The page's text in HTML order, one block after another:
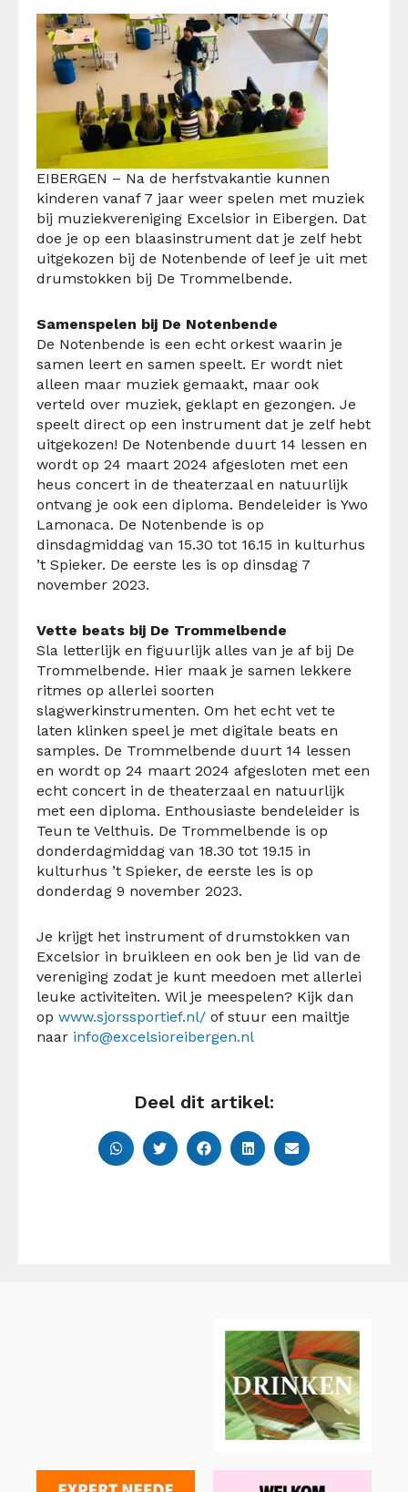
EIBERGEN – Na de herfstvakantie kunnen
kinderen vanaf 7 jaar weer spelen met muziek
bij muziekvereniging Excelsior in Eibergen. Dat
doe je op een blaasinstrument dat je zelf hebt
uitgekozen bij de Notenbende of leef je uit met
drumstokken bij De Trommelbende.
Samenspelen bij De Notenbende
De Notenbende is een echt orkest waarin je
samen leert en samen speelt. Er wordt niet
alleen maar muziek gemaakt, maar ook
verteld over muziek, geklapt en gezongen. Je
speelt direct op een instrument dat je zelf hebt
uitgekozen! De Notenbende duurt 14 lessen en
wordt op 24 maart 2024 afgesloten met een
heus concert in de theaterzaal en natuurlijk
ontvang je ook een diploma. Bendeleider is Ywo
Lamonaca. De Notenbende is op
dinsdagmiddag van 15.30 tot 16.15 in kulturhus
’t Spieker. De eerste les is op dinsdag 7
november 2023.
Vette beats bij De Trommelbende
Sla letterlijk en figuurlijk alles van je af bij De
Trommelbende. Hier maak je samen lekkere
ritmes op allerlei soorten
slagwerkinstrumenten. Om het echt vet te
laten klinken speel je met digitale beats en
samples. De Trommelbende duurt 14 lessen
en wordt op 24 maart 2024 afgesloten met een
echt concert in de theaterzaal en natuurlijk
met een diploma. Enthousiaste bendeleider is
Teun te Velthuis. De Trommelbende is op
donderdagmiddag van 18.30 tot 19.15 in
kulturhus ’t Spieker, de eerste les is op
donderdag 9 november 2023.
Je krijgt het instrument of drumstokken van
Excelsior in bruikleen en ook ben je lid van de
vereniging zodat je kunt meedoen met allerlei
leuke activiteiten. Wil je meespelen? Kijk dan
op www.sjorssportief.nl/ of stuur een mailtje
naar info@excelsioreibergen.nl
Deel dit artikel: